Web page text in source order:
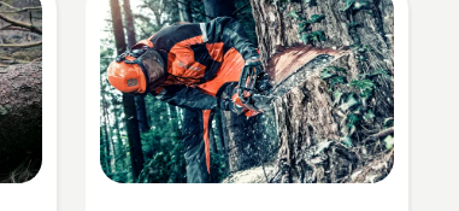
Wydłuża to żywotność
prowadnicy i łańcucha.
Postępuj zgodnie z
instrukcjami zawartymi w
tym krótkim filmie, aby
dowiedzieć się, jak
sprawdzić, czy układ